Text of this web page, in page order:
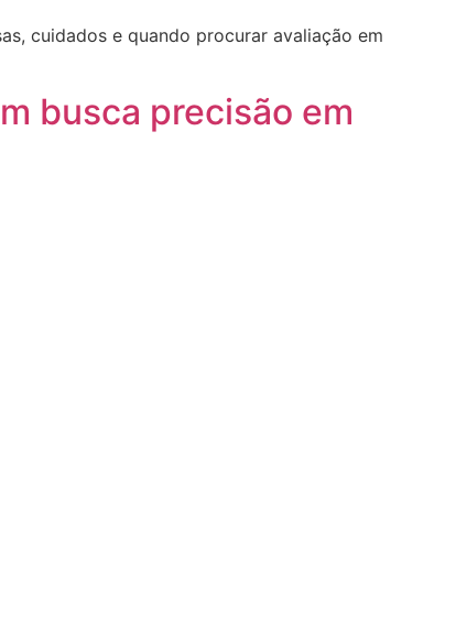
cuidados e quando procurar avaliação em
busca precisão em